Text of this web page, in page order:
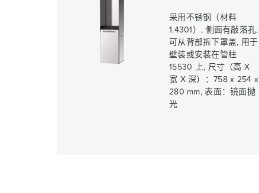
采用不锈钢（材料
1.4301）, 侧面有敲落孔,
可从背部拆下罩盖, 用于
壁装或安装在管柱
15530 上, 尺寸（高 X
宽 X 深）：758 x 254 x
280 mm, 表面：镜面抛
光